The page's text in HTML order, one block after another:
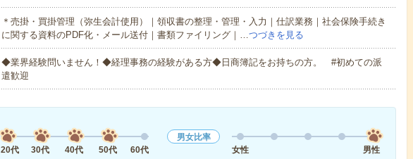
＊売掛・買掛管理（弥生会計使用）｜領収書の整理・管理・入力｜仕訳業務｜社会保険手続き
に関する資料のPDF化・メール送付｜書類ファイリング｜…つづきを見る
◆業界経験問いません！◆経理事務の経験がある方◆日商簿記をお持ちの方。 #初めての派
遣歓迎
20代
30代 40代 50代 60代
男女比率
女性
男性